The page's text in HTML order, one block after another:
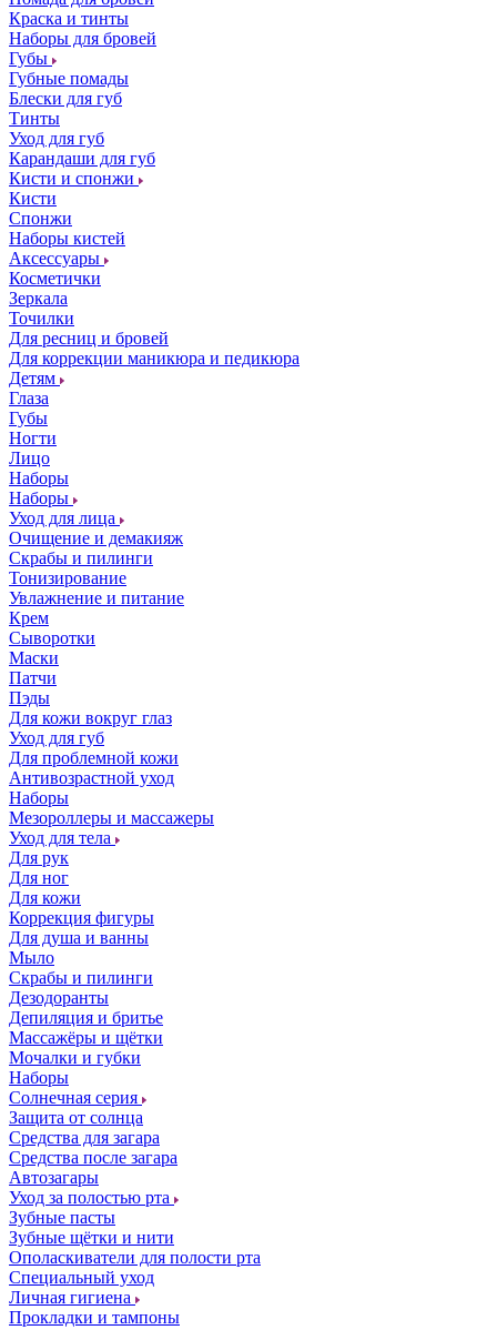
Краска и тинты
Наборы для бровей
Губы
Губные помады
Блески для губ
Тинты
Уход для губ
Карандаши для губ
Кисти и спонжи
Кисти
Спонжи
Наборы кистей
Аксессуары
Косметички
Зеркала
Точилки
Для ресниц и бровей
Для коррекции маникюра и педикюра
Детям
Глаза
Губы
Ногти
Лицо
Наборы
Наборы
Уход для лица
Очищение и демакияж
Скрабы и пилинги
Тонизирование
Увлажнение и питание
Крем
Сыворотки
Маски
Патчи
Пэды
Для кожи вокруг глаз
Уход для губ
Для проблемной кожи
Антивозрастной уход
Наборы
Мезороллеры и массажеры
Уход для тела
Для рук
Для ног
Для кожи
Коррекция фигуры
Для душа и ванны
Мыло
Скрабы и пилинги
Дезодоранты
Депиляция и бритье
Массажёры и щётки
Мочалки и губки
Наборы
Солнечная серия
Защита от солнца
Средства для загара
Средства после загара
Автозагары
Уход за полостью рта
Зубные пасты
Зубные щётки и нити
Ополаскиватели для полости рта
Специальный уход
Личная гигиена
Прокладки и тампоны